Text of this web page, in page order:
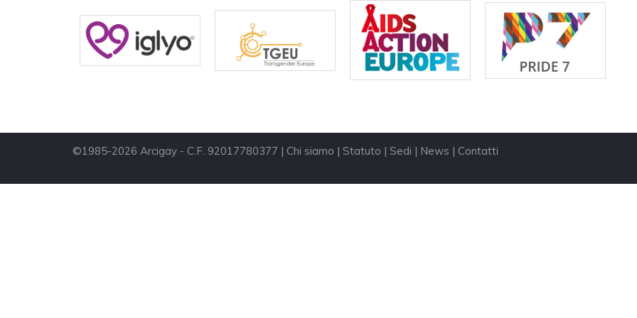
©1985-2026 Arcigay - C.F. 92017780377 | Chi siamo | Statuto | Sedi | News | Contatti